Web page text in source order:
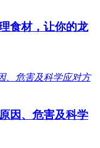
食材，让你的龙
因、危害及科学